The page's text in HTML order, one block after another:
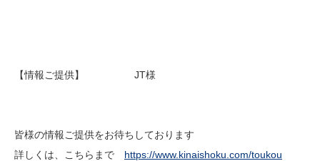
【情報ご提供】 JT様
皆様の情報ご提供をお待ちしております
詳しくは、こちらまで https://www.kinaishoku.com/toukou